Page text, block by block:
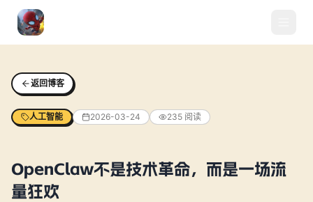
返回博客
人工智能 2026-03-24 235 阅读
OpenClaw不是技术革命，而是一场流
量狂欢